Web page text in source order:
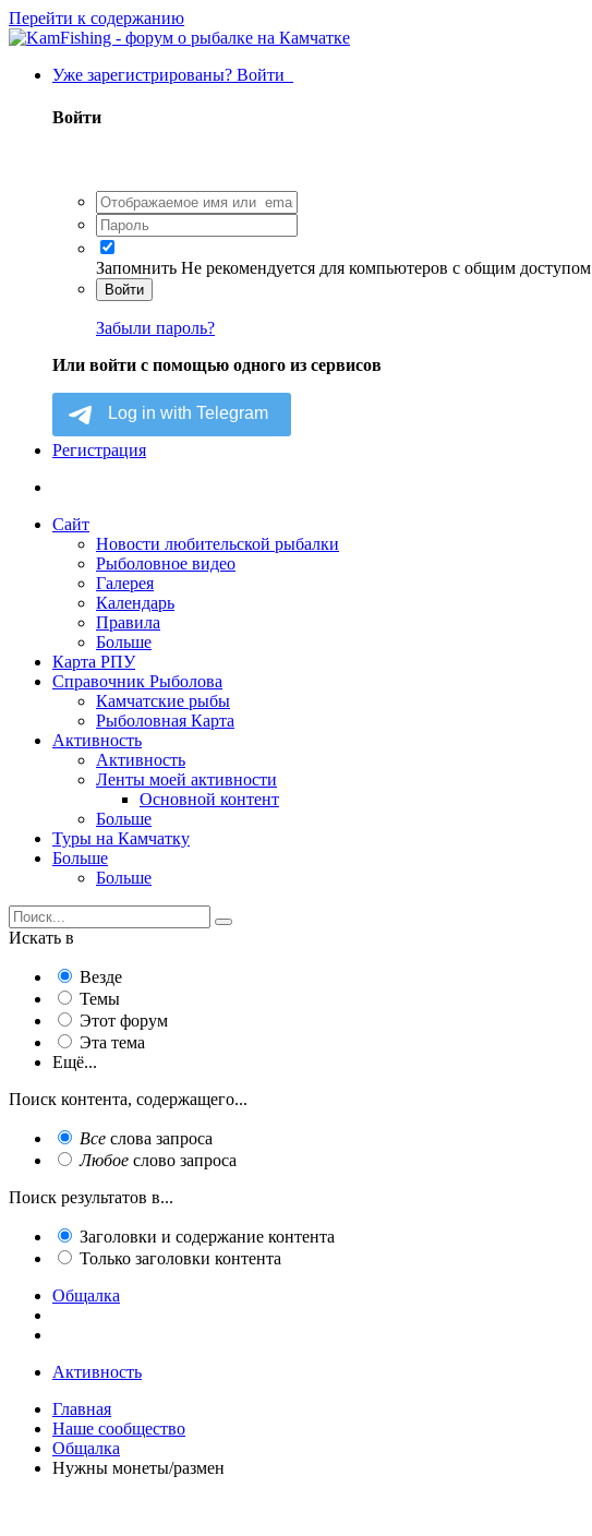
Перейти к содержанию
Уже зарегистрированы? Войти
Войти
Запомнить Не рекомендуется для компьютеров с общим доступом
Войти
Забыли пароль?
Или войти с помощью одного из сервисов
Регистрация
Сайт
Новости любительской рыбалки
Рыболовное видео
Галерея
Календарь
Правила
Больше
Карта РПУ
Справочник Рыболова
Камчатские рыбы
Рыболовная Карта
Активность
Активность
Ленты моей активности
Основной контент
Больше
Туры на Камчатку
Больше
Больше
Искать в
Везде
Темы
Этот форум
Эта тема
Ещё...
Поиск контента, содержащего...
Все слова запроса
Любое слово запроса
Поиск результатов в...
Заголовки и содержание контента
Только заголовки контента
Общалка
Активность
Главная
Наше сообщество
Общалка
Нужны монеты/размен